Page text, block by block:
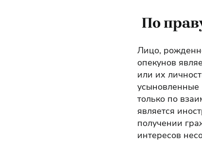
По
Лицо,
опекунов
или их
усыновленные
только по
является
получении
интересов